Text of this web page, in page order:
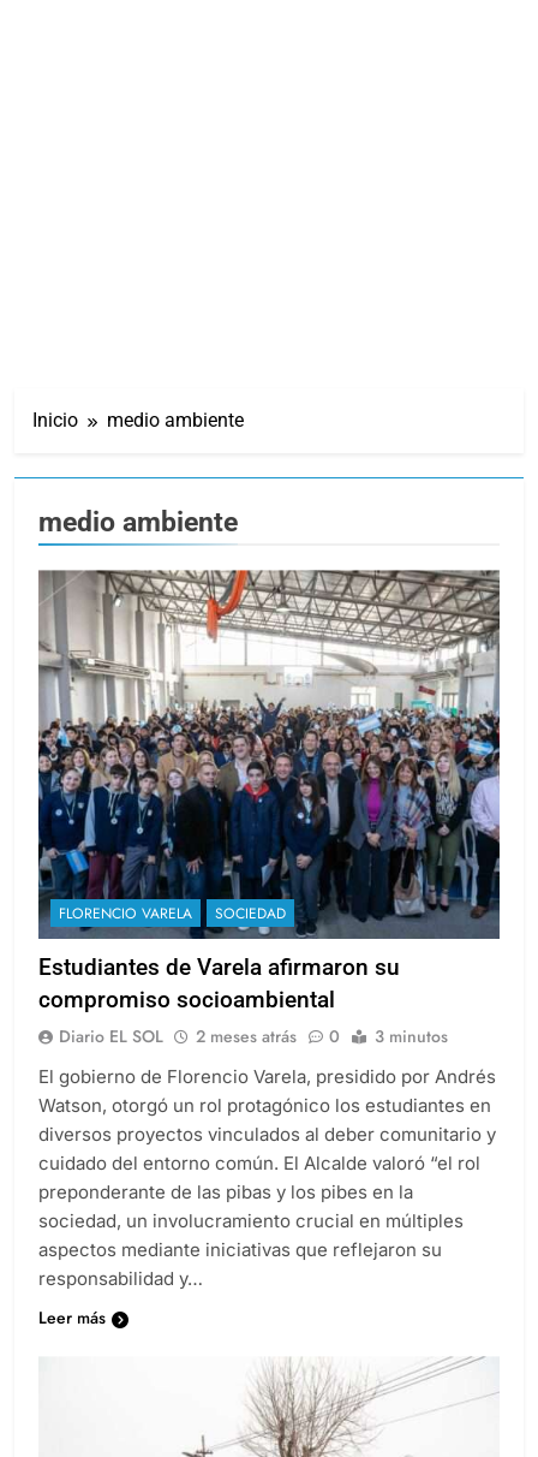
Inicio medio ambiente
medio ambiente
FLORENCIO VARELA SOCIEDAD
Estudiantes de Varela afirmaron su
compromiso socioambiental
Diario EL SOL 2 meses atrás 0 3 minutos
El gobierno de Florencio Varela, presidido por Andrés
Watson, otorgó un rol protagónico los estudiantes en
diversos proyectos vinculados al deber comunitario y
cuidado del entorno común. El Alcalde valoró “el rol
preponderante de las pibas y los pibes en la
sociedad, un involucramiento crucial en múltiples
aspectos mediante iniciativas que reflejaron su
responsabilidad y…
Leer más